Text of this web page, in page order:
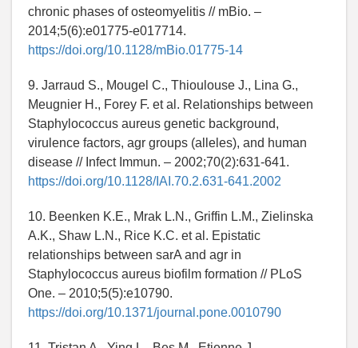
chronic phases of osteomyelitis // mBio. –
2014;5(6):e01775-e017714.
https://doi.org/10.1128/mBio.01775-14
9. Jarraud S., Mougel C., Thioulouse J., Lina G.,
Meugnier H., Forey F. et al. Relationships between
Staphylococcus aureus genetic background,
virulence factors, agr groups (alleles), and human
disease // Infect Immun. – 2002;70(2):631-641.
https://doi.org/10.1128/IAI.70.2.631-641.2002
10. Beenken K.E., Mrak L.N., Griffin L.M., Zielinska
A.K., Shaw L.N., Rice K.C. et al. Epistatic
relationships between sarA and agr in
Staphylococcus aureus biofilm formation // PLoS
One. – 2010;5(5):e10790.
https://doi.org/10.1371/journal.pone.0010790